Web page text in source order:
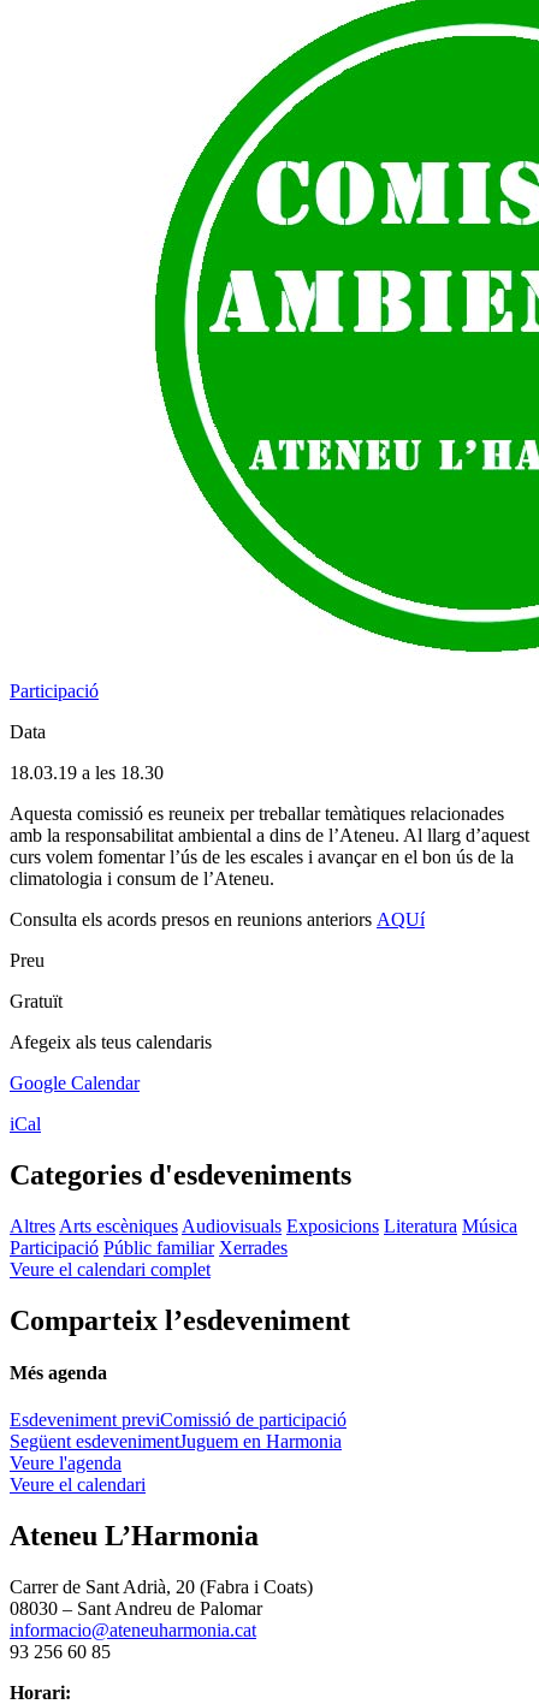
Participació
Data
18.03.19 a les 18.30
Aquesta comissió es reuneix per treballar temàtiques relacionades
amb la responsabilitat ambiental a dins de l’Ateneu. Al llarg d’aquest
curs volem fomentar l’ús de les escales i avançar en el bon ús de la
climatologia i consum de l’Ateneu.
Consulta els acords presos en reunions anteriors AQUí
Preu
Gratuït
Afegeix als teus calendaris
Google Calendar
iCal
Categories d'esdeveniments
Altres Arts escèniques Audiovisuals Exposicions Literatura Música
Participació Públic familiar Xerrades
Veure el calendari complet
Comparteix l’esdeveniment
Més agenda
Esdeveniment previComissió de participació
Següent esdevenimentJuguem en Harmonia
Veure l'agenda
Veure el calendari
Ateneu L’Harmonia
Carrer de Sant Adrià, 20 (Fabra i Coats)
08030 – Sant Andreu de Palomar
informacio@ateneuharmonia.cat
93 256 60 85
Horari: